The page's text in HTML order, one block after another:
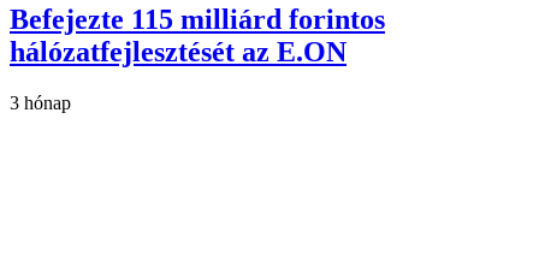
Befejezte 115 milliárd forintos
hálózatfejlesztését az E.ON
3 hónap